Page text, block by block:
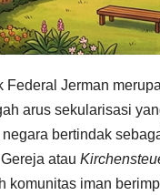
Jerman
arus sekularisasi
bertindak
atau
komunitas iman